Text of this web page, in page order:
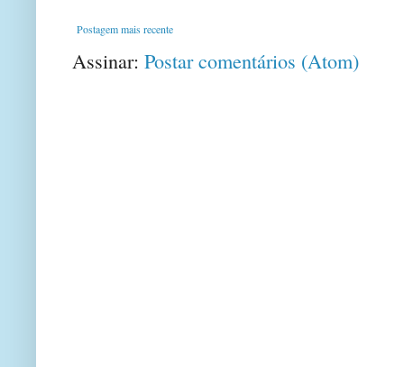
Postagem mais recente
Assinar: Postar comentários (Atom)